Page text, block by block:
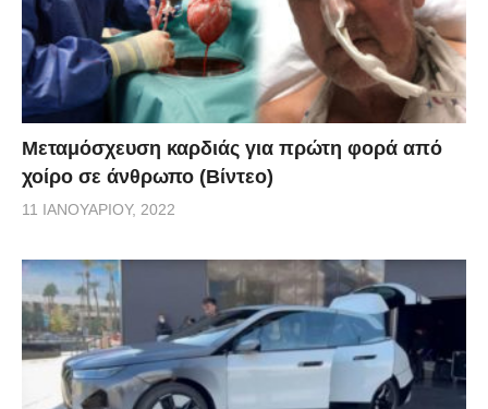
Μεταμόσχευση καρδιάς για πρώτη φορά από
χοίρο σε άνθρωπο (Βίντεο)
11 ΙΑΝΟΥΑΡΊΟΥ, 2022